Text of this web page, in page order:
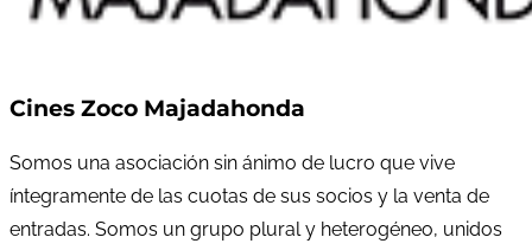
Cines Zoco Majadahonda
Somos una asociación sin ánimo de lucro que vive
íntegramente de las cuotas de sus socios y la venta de
entradas. Somos un grupo plural y heterogéneo, unidos